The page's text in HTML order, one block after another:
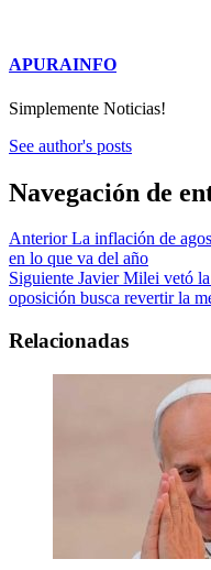
APURAINFO
Simplemente Noticias!
See author's posts
Navegación de
AnteriorLa inflación de
en lo que va del año
Siguiente Javier Milei vetó
oposición busca revertir la
Relacionadas